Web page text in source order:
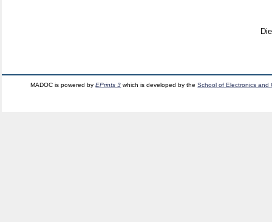
MADOC is powered byEPrints 3 which is developed by theSchool of Electronics and